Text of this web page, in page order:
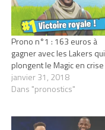
Prono n°1 : 163 euros à
gagner avec les Lakers qui
plongent le Magic en crise
janvier 31, 2018
Dans "pronostics"